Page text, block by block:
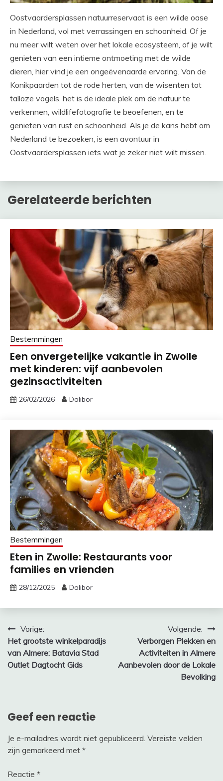
Oostvaardersplassen natuurreservaat is een wilde oase
in Nederland, vol met verrassingen en schoonheid. Of je
nu meer wilt weten over het lokale ecosysteem, of je wilt
genieten van een intieme ontmoeting met de wilde
dieren, hier vind je een ongeëvenaarde ervaring. Van de
Konikpaarden tot de rode herten, van de wisenten tot
talloze vogels, het is de ideale plek om de natuur te
verkennen, wildlifefotografie te beoefenen, en te
genieten van rust en schoonheid. Als je de kans hebt om
Nederland te bezoeken, is een avontuur in
Oostvaardersplassen iets wat je zeker niet wilt missen.
Gerelateerde berichten
Bestemmingen
Een onvergetelijke vakantie in Zwolle
met kinderen: vijf aanbevolen
gezinsactiviteiten
26/02/2026 Dalibor
Bestemmingen
Eten in Zwolle: Restaurants voor
families en vrienden
28/12/2025 Dalibor
Bericht
navigatie
Vorige:
Het grootste winkelparadijs
van Almere: Batavia Stad
Outlet Dagtocht Gids
Volgende:
Verborgen Plekken en
Activiteiten in Almere
Aanbevolen door de Lokale
Bevolking
Geef een reactie
Je e-mailadres wordt niet gepubliceerd. Vereiste velden
zijn gemarkeerd met *
Reactie *